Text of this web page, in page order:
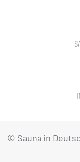
© Sauna in